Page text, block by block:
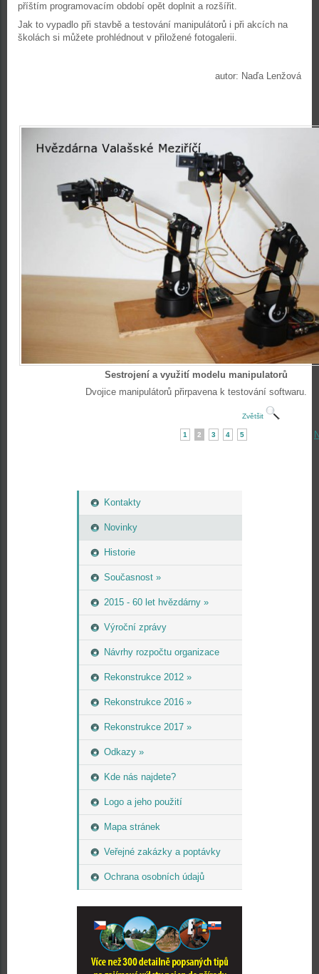
Kontakty
Novinky
Historie
Současnost »
2015 - 60 let hvězdárny »
Výroční zprávy
Návrhy rozpočtu organizace
Rekonstrukce 2012 »
Rekonstrukce 2016 »
Rekonstrukce 2017 »
Odkazy »
Kde nás najdete?
Logo a jeho použití
Mapa stránek
Veřejné zakázky a poptávky
Ochrana osobních údajů
příštím programovacím období opět doplnit a rozšířit.
Jak to vypadlo při stavbě a testování manipulátorů i při akcích na
školách si můžete prohlédnout v přiložené fotogalerii.
autor: Naďa Lenžová
Sestrojení a využití modelu manipulatorů
Dvojice manipulátorů přirpavena k testování softwaru.
Zvětšit
1 2 3 4 5